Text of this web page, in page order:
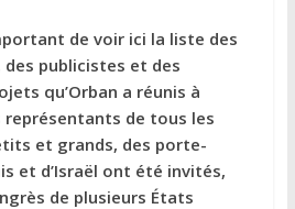
de voir ici la liste des
publicistes et des
qu’Orban a réunis à
représentants de tous les
et grands, des porte-
et d’Israël ont été invités,
de plusieurs États